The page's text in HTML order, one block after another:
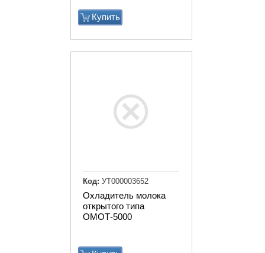
Купить
Охладитель молока
открытого типа
ОМОТ-5000
Код: УТ000003652